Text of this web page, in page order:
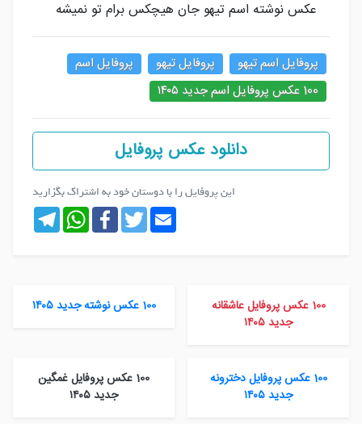
عکس نوشته اسم تیهو جان هیچکس برام تو نمیشه
پروفایل اسم تیهو پروفایل تیهو
پروفایل اسم
100 عکس پروفایل اسم جدید ۱۴۰۵
دانلود عکس پروفایل
این پروفایل را با دوستان خود به اشتراک بگزارید
Telegram
WhatsAppFacebookTwitterEmail
100 عکس پروفایل عاشقانه
جدید ۱۴۰۵
100 عکس نوشته جدید ۱۴۰۵
100 عکس پروفایل دخترونه
جدید ۱۴۰۵
100 عکس پروفایل غمگین
جدید ۱۴۰۵